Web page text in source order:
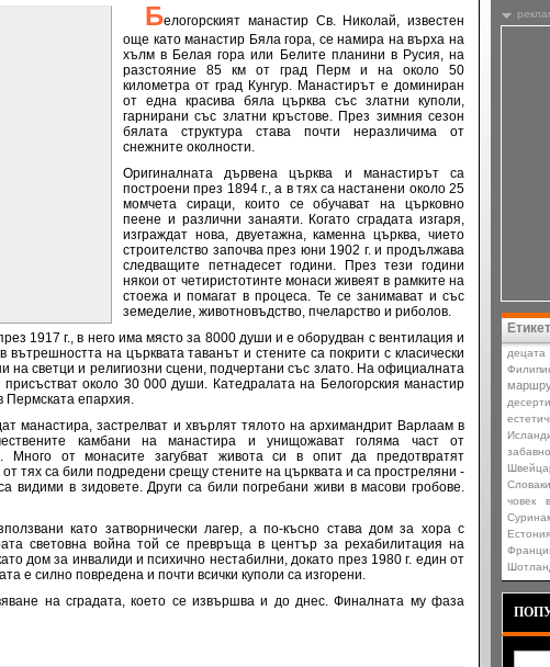
Белогорският манастир Св. Николай, известен
още като манастир Бяла гора, се намира на върха на
хълм в Белая гора или Белите планини в Русия, на
разстояние 85 км от град Перм и на около 50
километра от град Кунгур. Манастирът е доминиран
от една красива бяла църква със златни куполи,
гарнирани със златни кръстове. През зимния сезон
бялата структура става почти неразличима от
снежните околности.
Оригиналната дървена църква и манастирът са
построени през 1894 г., а в тях са настанени около 25
момчета сираци, които се обучават на църковно
пеене и различни занаяти. Когато сградата изгаря,
изграждат нова, двуетажна, каменна църква, чието
строителство започва през юни 1902 г. и продължава
следващите петнадесет години. През тези години
някои от четиристотинте монаси живеят в рамките на
стоежа и помагат в процеса. Те се занимават и със
земеделие, животновъдство, пчеларство и риболов.
1917 г., в него има място за 8000 души и е оборудван с вентилация и
на църквата таванът и стените са покрити с класически
на светци и религиозни сцени, подчертани със злато. На официалната
около 30 000 души. Катедралата на Белогорския манастир
Пермската епархия.
манастира, застрелват и хвърлят тялото на архимандрит Варлаам в
камбани на манастира и унищожават голяма част от
Много от монасите загубват живота си в опит да предотвратят
тях са били подредени срещу стените на църквата и са простреляни -
видими в зидовете.Други са били погребани живи в масови гробове.
като затворнически лагер, а по-късно става дом за хора с
световна война той се превръща в център за рехабилитация на
дом за инвалиди и психично нестабилни, докато през 1980 г. един от
е силно повредена и почти всички куполи са изгорени.
на сградата, което се извършва и до днес. Финалната му фаза
децата
десерти
забавно
човек
Естония